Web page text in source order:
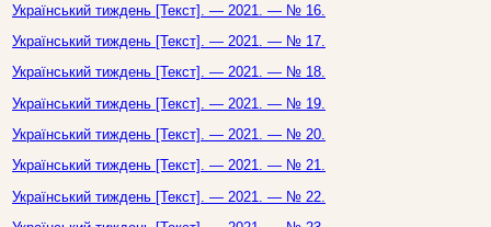
Український тиждень [Текст]. — 2021. — № 16.
Український тиждень [Текст]. — 2021. — № 17.
Український тиждень [Текст]. — 2021. — № 18.
Український тиждень [Текст]. — 2021. — № 19.
Український тиждень [Текст]. — 2021. — № 20.
Український тиждень [Текст]. — 2021. — № 21.
Український тиждень [Текст]. — 2021. — № 22.